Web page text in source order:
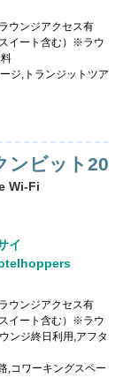
ウンジアクセス有
イート含む）※ラウ
ジ,トランジットツア
ンビット20
Wi-Fi
イ
ウンジアクセス有
イート含む）※ラウ
ンジ終日利用,アフタ
,コワーキングスペー
,シガーラウンジ完備